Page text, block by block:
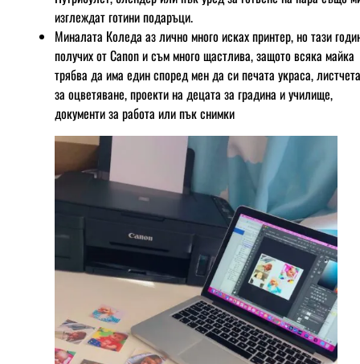
изглеждат готини подаръци.
Миналата Коледа аз лично много исках принтер, но тази
получих от Canon и съм много щастлива, защото всяка майка
трябва да има един според мен да си печата украса, листчета
за оцветяване, проекти на децата за градина и училище,
документи за работа или пък снимки